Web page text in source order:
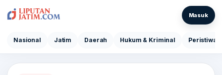
Nasional Jatim Daerah Hukum & Kriminal Peristiwa
Masuk